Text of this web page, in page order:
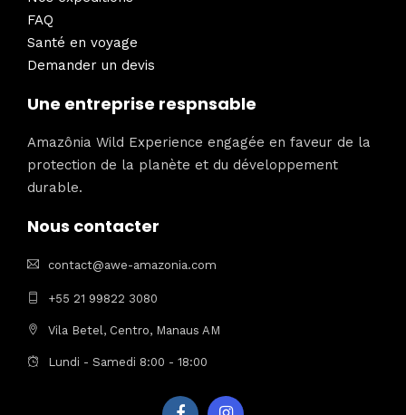
FAQ
Santé en voyage
Demander un devis
Une entreprise respnsable
Amazônia Wild Experience engagée en faveur de la
protection de la planète et du développement
durable.
Nous contacter
contact@awe-amazonia.com
+55 21 99822 3080
Vila Betel, Centro, Manaus AM
Lundi - Samedi 8:00 - 18:00